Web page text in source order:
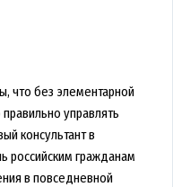
что без элементарной
управлять
консультант в
российским гражданам
в повседневной